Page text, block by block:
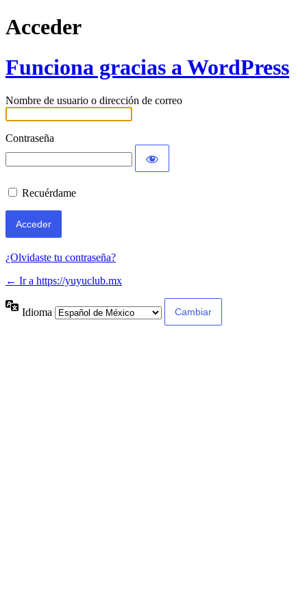
Acceder
Funciona gracias a WordPress
Nombre de usuario o dirección de correo
Contraseña
Recuérdame
¿Olvidaste tu contraseña?
← Ir a https://yuyuclub.mx
Idioma